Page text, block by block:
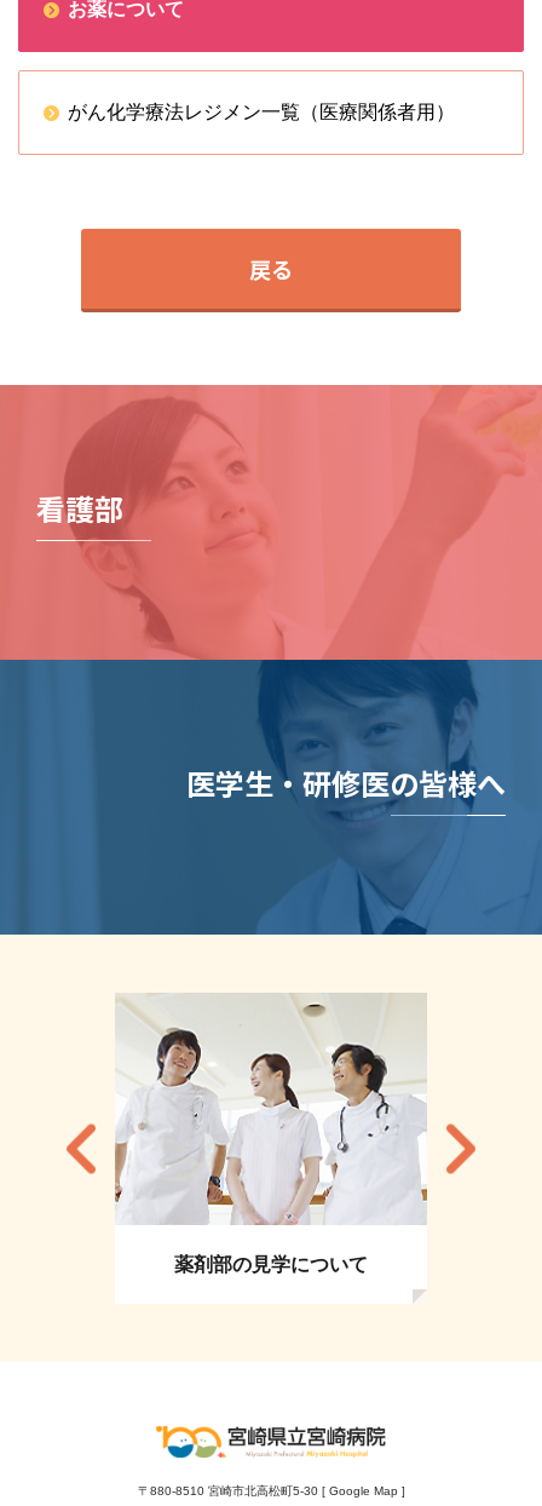
お薬について
がん化学療法レジメン一覧（医療関係者用）
戻る
看護部
医学生・研修医の皆様へ
薬剤部の見学について
〒880-8510 宮崎市北高松町5-30 [ Google Map]